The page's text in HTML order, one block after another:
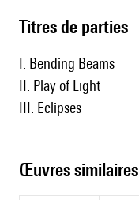
Titres de parties
I. Bending Beams
II. Play of Light
III. Eclipses
œuvres similaires